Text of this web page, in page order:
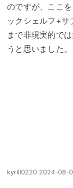
のですが、ここ
ックシェルフ+サ
まで非現実的で
うと思いました。
kyrill0220 2024-08-